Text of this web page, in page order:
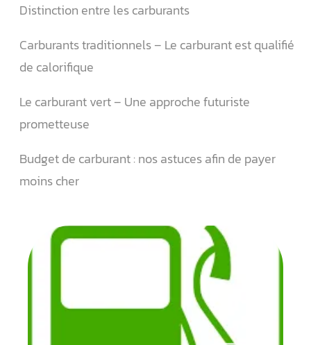
Distinction entre les carburants
Carburants traditionnels – Le carburant est qualifié
de calorifique
Le carburant vert – Une approche futuriste
prometteuse
Budget de carburant : nos astuces afin de payer
moins cher